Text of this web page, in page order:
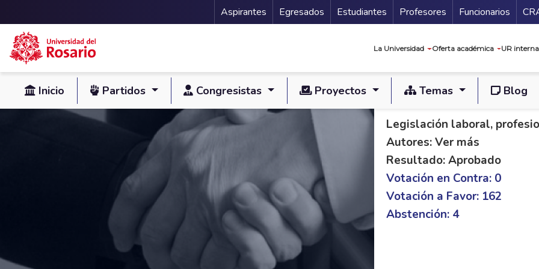
Pasar al contenido principal
Menu Secundario
Aspirantes Egresados Estudiantes Profesores Funcionarios
La Universidad Oferta académica UR
Inicio Partidos Congresistas Proyectos Temas Blog
PL C 03/15 S 136/
Legislación laboral,
Autores: Ver más
Resultado: Aprobado
Votación en Contra: 0
Votación a Favor: 162
Abstención: 4